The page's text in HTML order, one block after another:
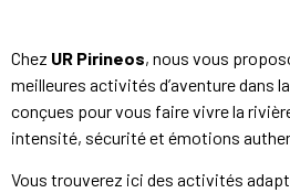
Chez UR Pirineos, nous vous
meilleures activités d’aventure dans
conçues pour vous faire vivre la
intensité, sécurité et émotions
Vous trouverez ici des activités